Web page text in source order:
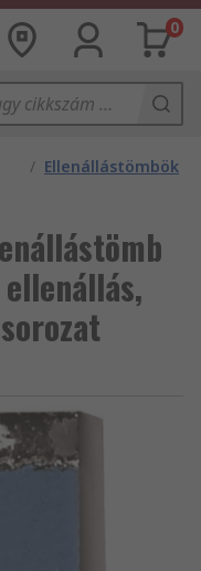
0
/ Ellenállástömbök